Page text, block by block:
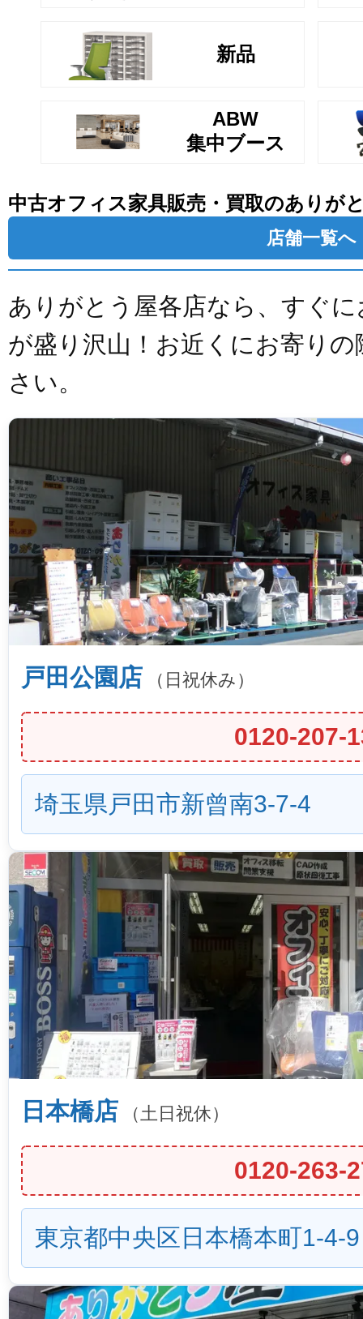
新品
ABW
集中ブース
中古オフィス家具販売・買取のありが
店舗一覧へ
ありがとう屋各店なら、すぐ
が盛り沢山！お近くにお寄り
さい。
戸田公園店 （日祝休み）
0120-207-
埼玉県戸田市新曾南3-7-4
日本橋店 （土日祝休）
0120-263-
東京都中央区日本橋本町1-4-9